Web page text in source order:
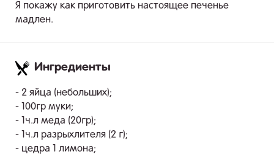
Я покажу как приготовить настоящее печенье
мадлен.
Ингредиенты
- 2 яйца (небольших);
- 100гр муки;
- 1ч.л меда (20гр);
- 1ч.л разрыхлителя (2 г);
- цедра 1 лимона;